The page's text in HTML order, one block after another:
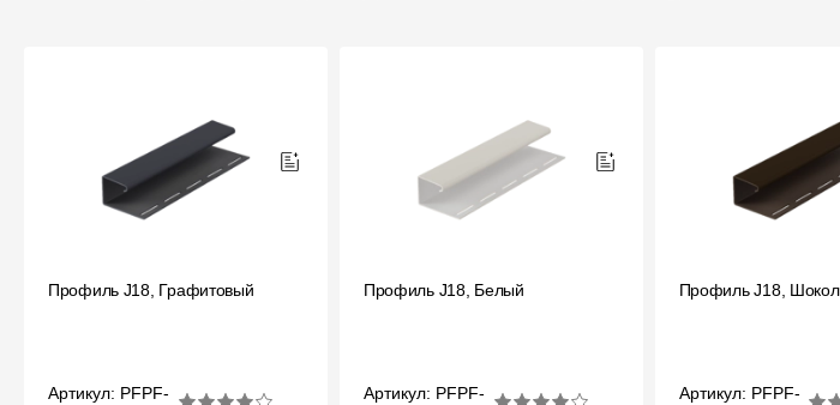
Профиль J18, Графитовый
Артикул: PFPF-
Профиль J18, Белый
Артикул: PFPF-
Профиль J18,
Артикул: PFPF-